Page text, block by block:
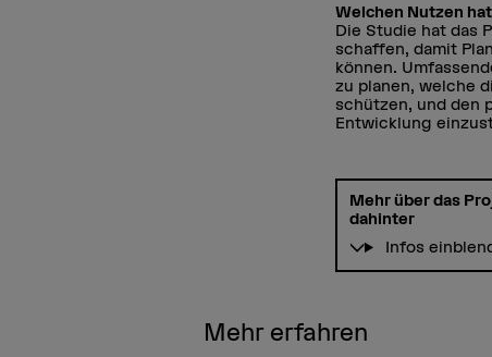
Welchen Nutzen
Die Studie hat das
schaffen, damit
können.
zu planen, welche
schützen, und den
Entwicklung
Mehr über das
dahinter
Infos
Mehr erfahren